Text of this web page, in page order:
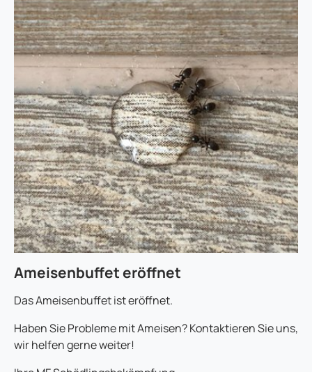
Ameisenbuffet eröffnet
Das Ameisenbuffet ist eröffnet.
Haben Sie Probleme mit Ameisen? Kontaktieren Sie uns,
wir helfen gerne weiter!